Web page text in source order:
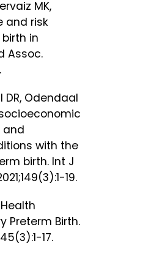
MK,
and risk
in
Assoc.
DR, Odendaal
and
with the
birth. Int J
19.
Preterm Birth.
17.